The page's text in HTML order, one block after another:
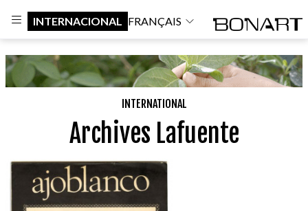
INTERNACIONAL FRANÇAIS
INTERNATIONAL
Archives Lafuente